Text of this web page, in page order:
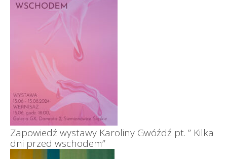
Zapowiedź wystawy Karoliny Gwóźdź pt. ” Kilka
dni przed wschodem”